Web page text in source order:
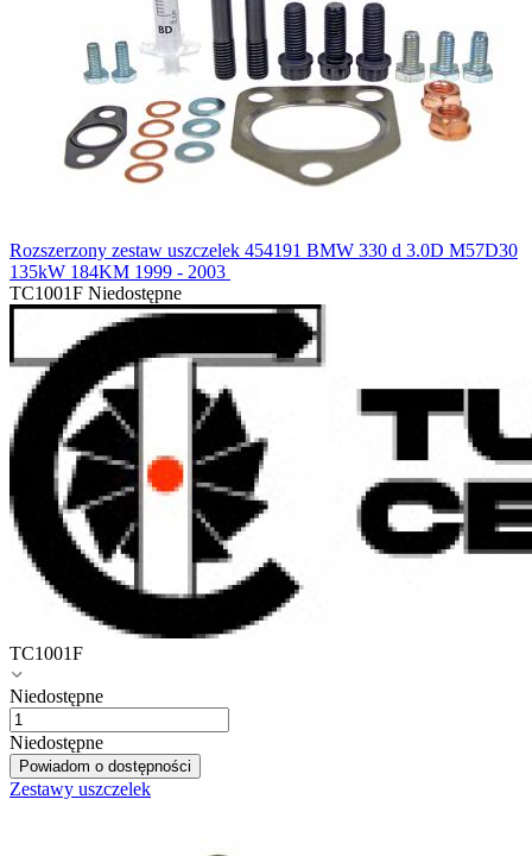
Rozszerzony zestaw uszczelek 454191 BMW 330 d 3.0D M57D30
135kW 184KM 1999 - 2003
TC1001F Niedostępne
TC1001F
Niedostępne
Niedostępne
Powiadom o dostępności
Zestawy uszczelek